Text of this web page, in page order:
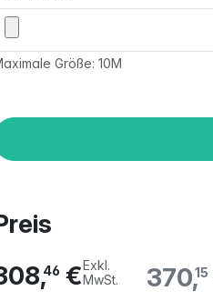
Größe: 10M
370,15
46 €Exkl.
MwSt.